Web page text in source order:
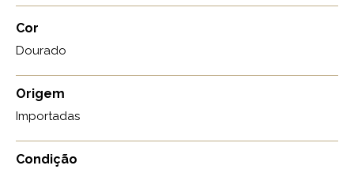
Cor
Dourado
Origem
Importadas
Condição